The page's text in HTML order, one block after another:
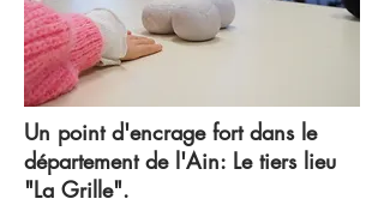
Un point d'encrage fort dans le
département de l'Ain: Le tiers lieu
"La Grille".